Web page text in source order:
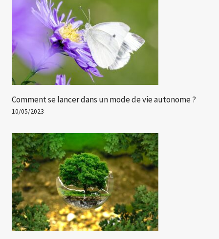
Comment se lancer dans un mode de vie autonome ?
10/05/2023